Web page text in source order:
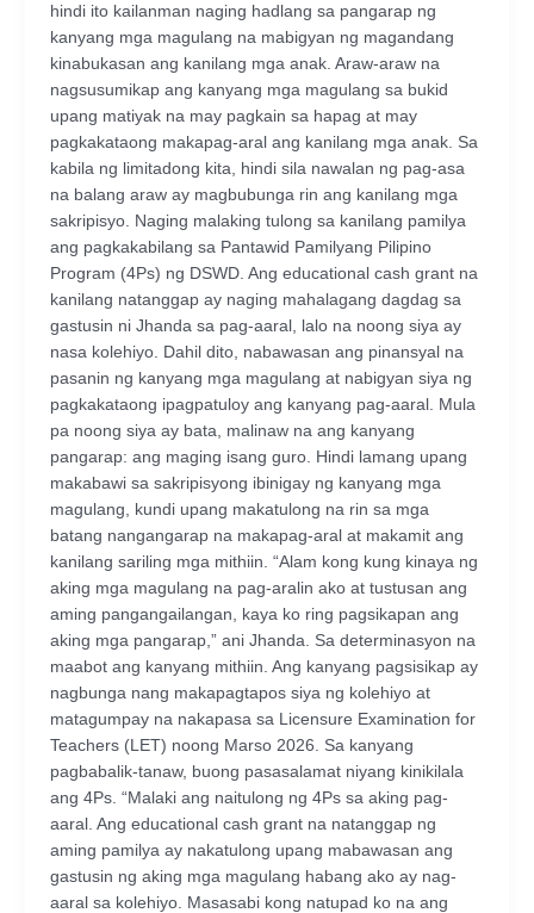
hindi ito kailanman naging hadlang sa pangarap ng
kanyang mga magulang na mabigyan ng magandang
kinabukasan ang kanilang mga anak. Araw-araw na
nagsusumikap ang kanyang mga magulang sa bukid
upang matiyak na may pagkain sa hapag at may
pagkakataong makapag-aral ang kanilang mga anak. Sa
kabila ng limitadong kita, hindi sila nawalan ng pag-asa
na balang araw ay magbubunga rin ang kanilang mga
sakripisyo. Naging malaking tulong sa kanilang pamilya
ang pagkakabilang sa Pantawid Pamilyang Pilipino
Program (4Ps) ng DSWD. Ang educational cash grant na
kanilang natanggap ay naging mahalagang dagdag sa
gastusin ni Jhanda sa pag-aaral, lalo na noong siya ay
nasa kolehiyo. Dahil dito, nabawasan ang pinansyal na
pasanin ng kanyang mga magulang at nabigyan siya ng
pagkakataong ipagpatuloy ang kanyang pag-aaral. Mula
pa noong siya ay bata, malinaw na ang kanyang
pangarap: ang maging isang guro. Hindi lamang upang
makabawi sa sakripisyong ibinigay ng kanyang mga
magulang, kundi upang makatulong na rin sa mga
batang nangangarap na makapag-aral at makamit ang
kanilang sariling mga mithiin. “Alam kong kung kinaya ng
aking mga magulang na pag-aralin ako at tustusan ang
aming pangangailangan, kaya ko ring pagsikapan ang
aking mga pangarap,” ani Jhanda. Sa determinasyon na
maabot ang kanyang mithiin. Ang kanyang pagsisikap ay
nagbunga nang makapagtapos siya ng kolehiyo at
matagumpay na nakapasa sa Licensure Examination for
Teachers (LET) noong Marso 2026. Sa kanyang
pagbabalik-tanaw, buong pasasalamat niyang kinikilala
ang 4Ps. “Malaki ang naitulong ng 4Ps sa aking pag-
aaral. Ang educational cash grant na natanggap ng
aming pamilya ay nakatulong upang mabawasan ang
gastusin ng aking mga magulang habang ako ay nag-
aaral sa kolehiyo. Masasabi kong natupad ko na ang